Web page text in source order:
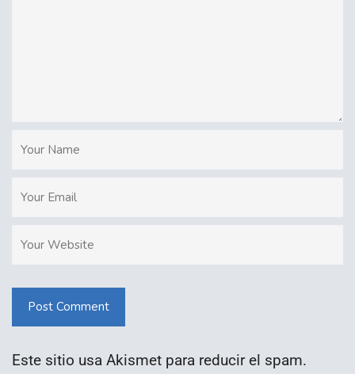
Post Comment
Este sitio usa Akismet para reducir el spam.